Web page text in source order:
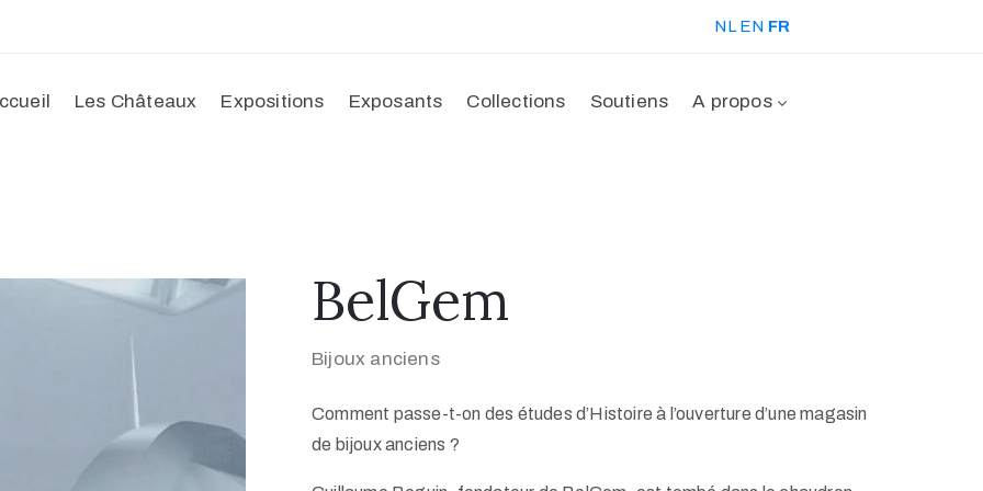
NL EN FR
Les Châteaux Expositions Exposants Collections Soutiens A propos
BelGem
Bijoux anciens
Comment passe-t-on des études d’Histoire à l’ouverture d’une magasin
de bijoux anciens ?